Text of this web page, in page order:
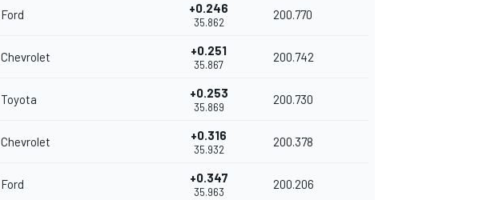
Ford +0.246
35.862
200.770
Chevrolet +0.251
35.867
200.742
Toyota +0.253
35.869
200.730
Chevrolet +0.316
35.932
200.378
Ford +0.347
35.963
200.206